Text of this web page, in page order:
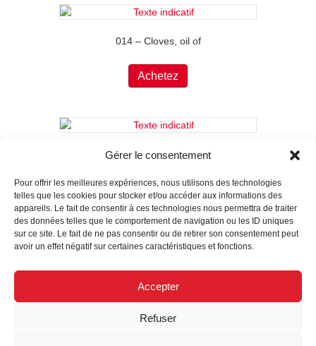
Gérer le consentement
Pour offrir les meilleures expériences, nous utilisons des technologies
telles que les cookies pour stocker et/ou accéder aux informations des
appareils. Le fait de consentir à ces technologies nous permettra de traiter
des données telles que le comportement de navigation ou les ID uniques
sur ce site. Le fait de ne pas consentir ou de retirer son consentement peut
avoir un effet négatif sur certaines caractéristiques et fonctions.
Accepter
Refuser
014 – Cloves, oil of
Achetez
046 – 047 Povidone iodine 10%
Achetez
Achetez